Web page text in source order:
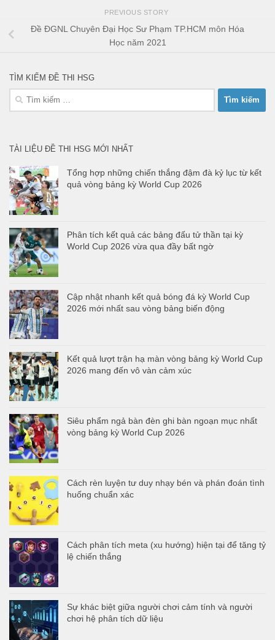
PREVIOUS STORY
Đề ĐGNL Chuyên Đại Học Sư Phạm TP.HCM môn Hóa
Học năm 2021
TÌM KIẾM ĐỀ THI HSG
Tìm
TÀI LIỆU ĐỀ THI HSG MỚI NHẤT
Tổng hợp những chiến thắng đậm đà kỷ lục từ kết
quả vòng bảng kỳ World Cup 2026
Phân tích kết quả các bảng đấu tử thần tại kỳ
World Cup 2026 vừa qua đầy bất ngờ
Cập nhật nhanh kết quả bóng đá kỳ World Cup
2026 mới nhất sau vòng bảng biến động
Kết quả lượt trận hạ màn vòng bảng kỳ World Cup
2026 mang đến vô vàn cảm xúc
Siêu phẩm ngả bàn đèn ghi bàn ngoạn mục nhất
vòng bảng kỳ World Cup 2026
Cách rèn luyện tư duy nhạy bén và phán đoán tình
huống chuẩn xác
Cách phân tích meta (xu hướng) hiện tại để tăng tỷ
lệ chiến thắng
Sự khác biệt giữa người chơi cảm tính và người
chơi hệ phân tích dữ liệu